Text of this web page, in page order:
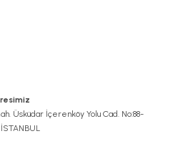
Üsküdar İçerenköy Yolu Cad. No:88-